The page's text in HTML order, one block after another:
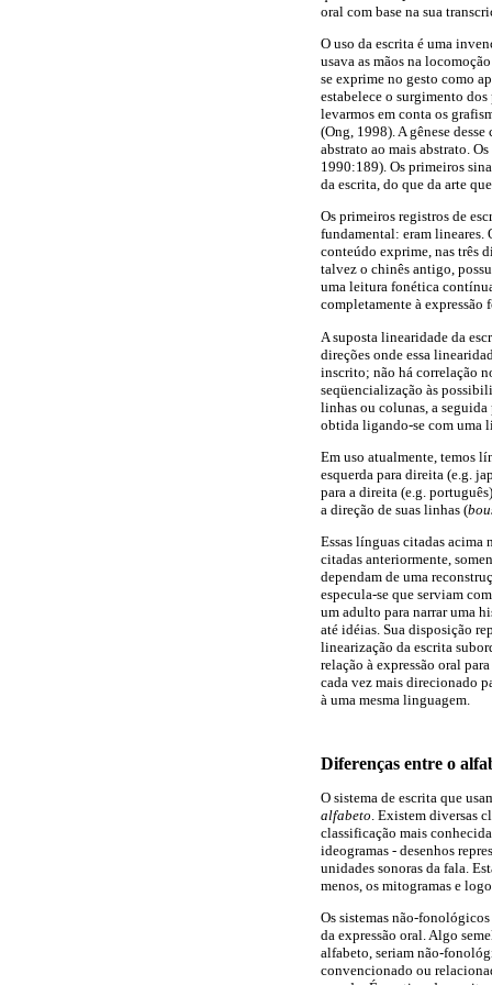
oral com base na sua
O uso da escrita é uma
usava as mãos na
se exprime no gesto como
estabelece o surgimento
levarmos em conta os
(Ong, 1998). A gênese
abstrato ao mais abstrato.
1990:189). Os primeiros
da escrita, do que da arte
Os primeiros registros de
fundamental: eram
conteúdo exprime, nas três
talvez o chinês antigo,
uma leitura fonética
completamente à
A suposta linearidade da
direções onde essa
inscrito; não há correlação
seqüencialização às
linhas ou colunas, a seguida
obtida ligando-se com uma
Em uso atualmente, temos
esquerda para direita (e.g.
para a direita (e.g.
a direção de suas linhas (
Essas línguas citadas acima
citadas anteriormente,
dependam de uma
especula-se que serviam
um adulto para narrar uma
até idéias. Sua disposição
linearização da escrita
relação à expressão oral
cada vez mais direcionado
à uma mesma linguagem.
Diferenças entre o
O sistema de escrita que
alfabeto . Existem diversas
classificação mais
ideogramas - desenhos
unidades sonoras da fala.
menos, os mitogramas e
Os sistemas não-
da expressão oral. Algo
alfabeto, seriam não-
convencionado ou